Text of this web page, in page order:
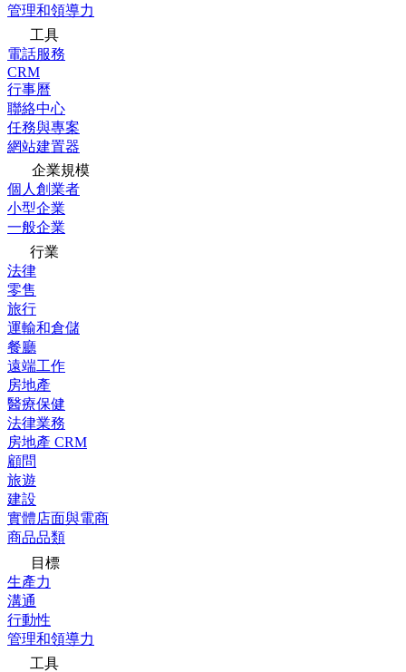
管理和領導力
工具
電話服務
CRM
行事曆
聯絡中心
任務與專案
網站建置器
企業規模
個人創業者
小型企業
一般企業
行業
法律
零售
旅行
運輸和倉儲
餐廳
遠端工作
房地產
醫療保健
法律業務
房地產 CRM
顧問
旅遊
建設
實體店面與電商
商品品類
目標
生產力
溝通
行動性
管理和領導力
工具